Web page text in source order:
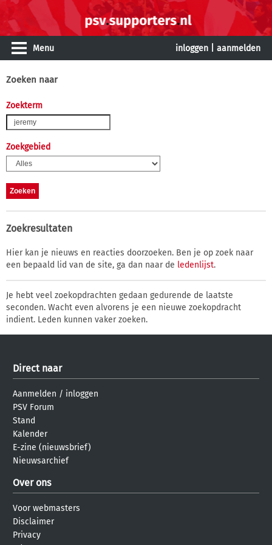
Menu inloggen aanmelden
Zoeken naar
Zoekterm
Zoekgebied
Zoekresultaten
Hier kan je nieuws en reacties doorzoeken. Ben je op zoek naar
een bepaald lid van de site, ga dan naar de ledenlijst.
Je hebt veel zoekopdrachten gedaan gedurende de laatste
seconden. Wacht even alvorens je een nieuwe zoekopdracht
indient. Leden kunnen vaker zoeken.
Direct naar
Aanmelden / inloggen
PSV Forum
Stand
Kalender
E-zine (nieuwsbrief)
Nieuwsarchief
Over ons
Voor webmasters
Disclaimer
Privacy